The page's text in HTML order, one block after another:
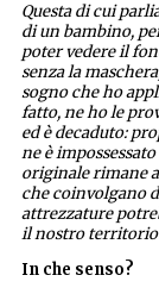
Questa di cui
di un bambino,
poter vedere il
senza la
sogno che ho
fatto, ne ho le
ed è decaduto:
ne è
originale rimane
che coinvolgano
attrezzature
il nostro territorio
In che senso?